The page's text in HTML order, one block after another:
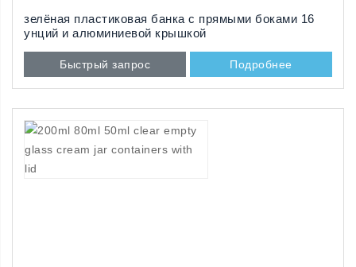
зелёная пластиковая банка с прямыми боками 16
унций и алюминиевой крышкой
Быстрый запрос Подробнее